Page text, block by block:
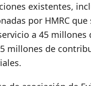
existentes,
por HMRC que
a 45 millones
millones de